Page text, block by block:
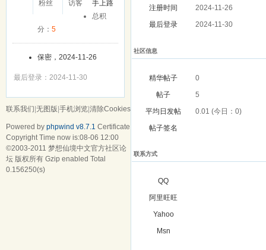
粉丝
访客
手上路
总积
分： 5
保密，2024-11-26
最后登录：2024-11-30
注册时间
2024-11-26
最后登录
2024-11-30
社区信息
精华帖子
0
帖子
5
平均日发帖
0.01 (今日：0)
帖子签名
联系方式
QQ
阿里旺旺
Yahoo
Msn
联系我们 无图版 手机浏览 清除Cookies
Powered by phpwind v8.7.1 Certificate
Copyright Time now is:08-06 12:00
©2003-2011 梦想仙境中文官方社区论
坛 版权所有 Gzip enabled Total
0.156250(s)